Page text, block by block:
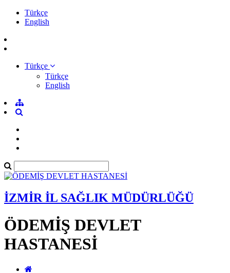
Türkçe
English
Türkçe
Türkçe
English
İZMİR İL SAĞLIK MÜDÜRLÜĞÜ
ÖDEMİŞ DEVLET
HASTANESİ